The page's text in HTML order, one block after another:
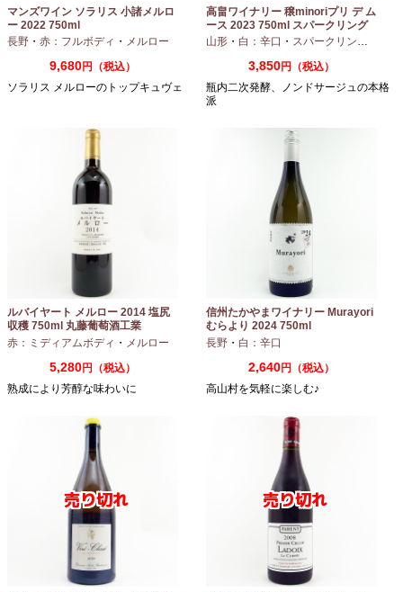
マンズワイン ソラリス 小諸メルロ
ー 2022 750ml
長野 ・ 赤：フルボディ ・ メルロー
9,680円（税込）
ソラリス メルローのトップキュヴェ
高畠ワイナリー 穣minoriプリ デ ム
ース 2023 750ml スパークリング
ワイン
山形 ・ 白：辛口 ・ スパークリングワイン
3,850円（税込）
瓶内二次発酵、ノンドサージュの本格
派
ルバイヤート メルロー 2014 塩尻
収穫 750ml 丸藤葡萄酒工業
赤：ミディアムボディ ・ メルロー
5,280円（税込）
熟成により芳醇な味わいに
信州たかやまワイナリー Murayori
むらより 2024 750ml
長野 ・ 白：辛口
2,640円（税込）
高山村を気軽に楽しむ♪